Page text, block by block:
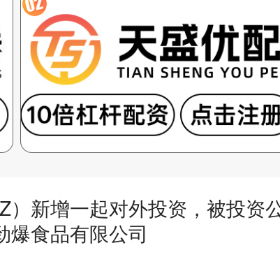
新增一起对外投资，被投资
爆食品有限公司